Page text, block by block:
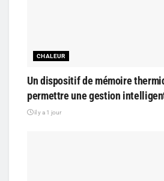
CHALEUR
Un dispositif de mémoire
permettre une gestion
il y a 1 jour